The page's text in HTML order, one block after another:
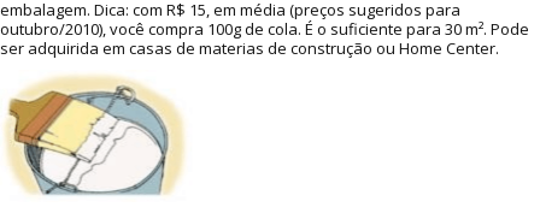
embalagem. Dica: com R$ 15, em média (preços sugeridos para
outubro/2010), você compra 100g de cola. É o suficiente para 30 m². Pode
ser adquirida em casas de materias de construção ou Home Center.